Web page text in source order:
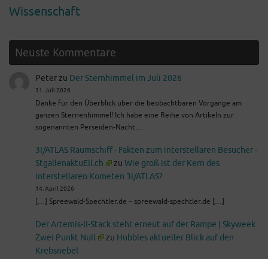
Wissenschaft
Neuste Kommentare
Peterzu Der Sternhimmel im Juli 2026
31. Juli 2026
Danke für den Überblick über die beobachtbaren Vorgänge am
ganzen Sternenhimmel! Ich habe eine Reihe von Artikeln zur
sogenannten Perseiden-Nacht…
3I/ATLAS Raumschiff - Fakten zum interstellaren Besucher -
StgallenaktuEll.ch
zu Wie groß ist der Kern des
interstellaren Kometen 3I/ATLAS?
14. April 2026
[…] Spreewald-Spechtler.de – spreewald-spechtler.de […]
Der Artemis-II-Stack steht erneut auf der Rampe | Skyweek
Zwei Punkt Null
zu Hubbles aktueller Blick auf den
Krebsnebel